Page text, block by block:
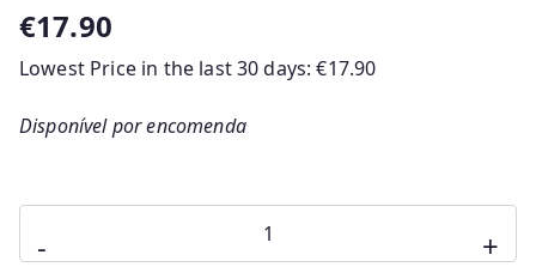
€17.90
Lowest Price in the last 30 days:€17.90
Disponível por encomenda
-
de
+